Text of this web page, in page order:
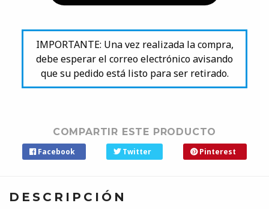
IMPORTANTE: Una vez realizada la compra,
debe esperar el correo electrónico avisando
que su pedido está listo para ser retirado.
COMPARTIR ESTE PRODUCTO
Facebook Twitter Pinterest
DESCRIPCIÓN